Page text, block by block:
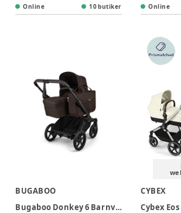
Online 10 butiker Online
BUGABOO
Bugaboo Donkey 6 Barnvagn - Cocoa Brown/Black
CYBEX